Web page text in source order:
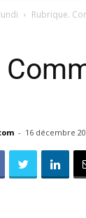
Rubrique.
- 16 décembre